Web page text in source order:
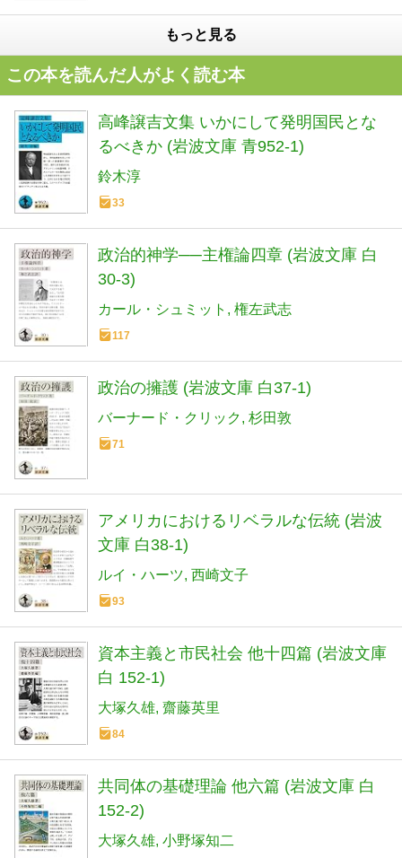
もっと見る
この本を読んだ人がよく読む本
高峰譲吉文集 いかにして発明国民とな
るべきか (岩波文庫 青952-1)
鈴木淳
33
政治的神学──主権論四章 (岩波文庫 白
30-3)
カール・シュミット 権左武志
117
政治の擁護 (岩波文庫 白37-1)
バーナード・クリック 杉田敦
71
アメリカにおけるリベラルな伝統 (岩波
文庫 白38-1)
ルイ・ハーツ 西崎文子
93
資本主義と市民社会 他十四篇 (岩波文庫
白 152-1)
大塚久雄 齋藤英里
84
共同体の基礎理論 他六篇 (岩波文庫 白
152-2)
大塚久雄 小野塚知二